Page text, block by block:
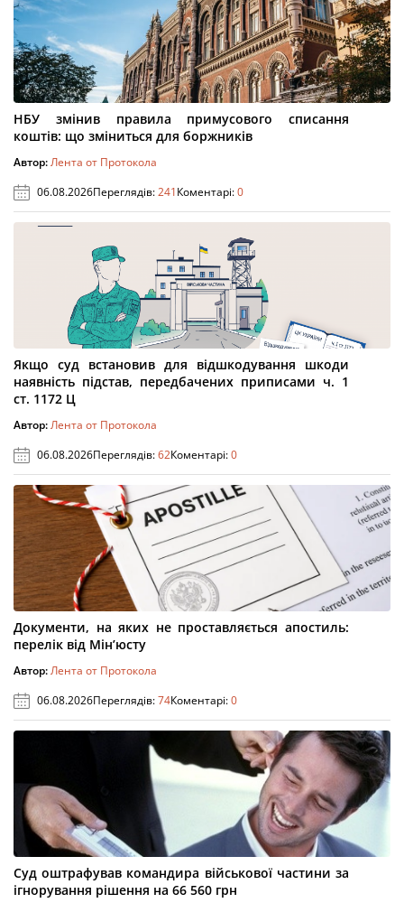
НБУ змінив правила примусового списання
коштів: що зміниться для боржників
Автор:Лента от Протокола
06.08.2026Переглядів:241Коментарі:0
Якщо суд встановив для відшкодування шкоди
наявність підстав, передбачених приписами ч. 1
ст. 1172 Ц
Автор:Лента от Протокола
06.08.2026Переглядів:62Коментарі:0
Документи, на яких не проставляється апостиль:
перелік від Мін’юсту
Автор:Лента от Протокола
06.08.2026Переглядів:74Коментарі:0
Суд оштрафував командира військової частини за
ігнорування рішення на 66 560 грн